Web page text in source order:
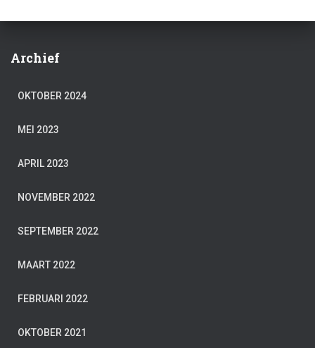
Archief
OKTOBER 2024
MEI 2023
APRIL 2023
NOVEMBER 2022
SEPTEMBER 2022
MAART 2022
FEBRUARI 2022
OKTOBER 2021